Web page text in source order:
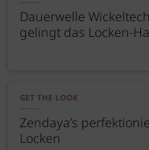
Dauerwelle
gelingt das Locken-
GET THE LOOK
Zendaya’s
Locken